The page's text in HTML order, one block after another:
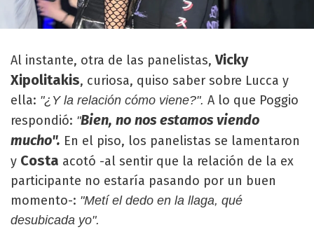
Al instante, otra de las panelistas,Vicky
Xipolitakis, curiosa, quiso saber sobre Lucca y
ella: "¿Y la relación cómo viene?". A lo que Poggio
respondió: "Bien, no nos estamos viendo
mucho". En el piso, los panelistas se lamentaron
y Costa acotó -al sentir que la relación de la ex
participante no estaría pasando por un buen
momento-: "Metí el dedo en la llaga, qué
desubicada yo".